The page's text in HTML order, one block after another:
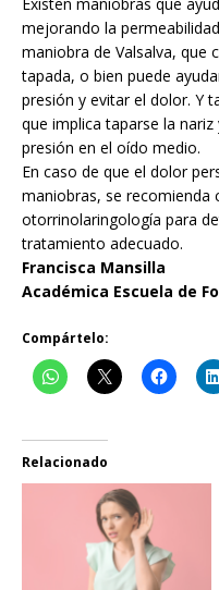
mejorando la
maniobra de Valsalva, que
tapada, o bien puede
presión y evitar el dolor. Y
que implica taparse la
presión en el oído medio.
En caso de que el dolor
maniobras, se recomienda
otorrinolaringología para
tratamiento adecuado.
Francisca Mansilla
Académica Escuela de
Compártelo:
Relacionado